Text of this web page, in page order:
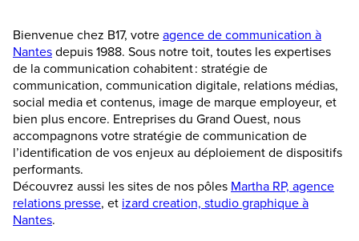
Bienvenue chez B17, votreagence de communication à
Nantesdepuis 1988. Sous notre toit, toutes les expertises
de la communication cohabitent : stratégie de
communication, communication digitale, relations médias,
social media et contenus, image de marque employeur, et
bien plus encore. Entreprises du Grand Ouest, nous
accompagnons votre stratégie de communication de
l’identification de vos enjeux au déploiement de dispositifs
performants.
Découvrez aussi les sites de nos pôles Martha RP, agence
relations presse, et izard creation, studio graphique à
Nantes.